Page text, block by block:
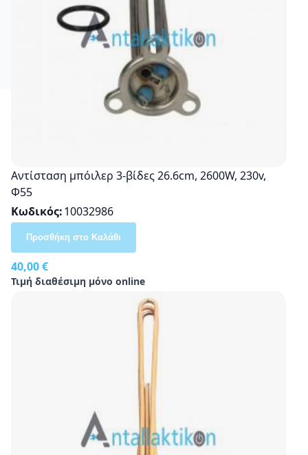
Αντίσταση μπόιλερ 3-βίδες 26.6cm, 2600W, 230v,
Φ55
Κωδικός 10032986
40,00 €
Τιμή διαθέσιμη μόνο online
Προσθήκη στο Καλάθι